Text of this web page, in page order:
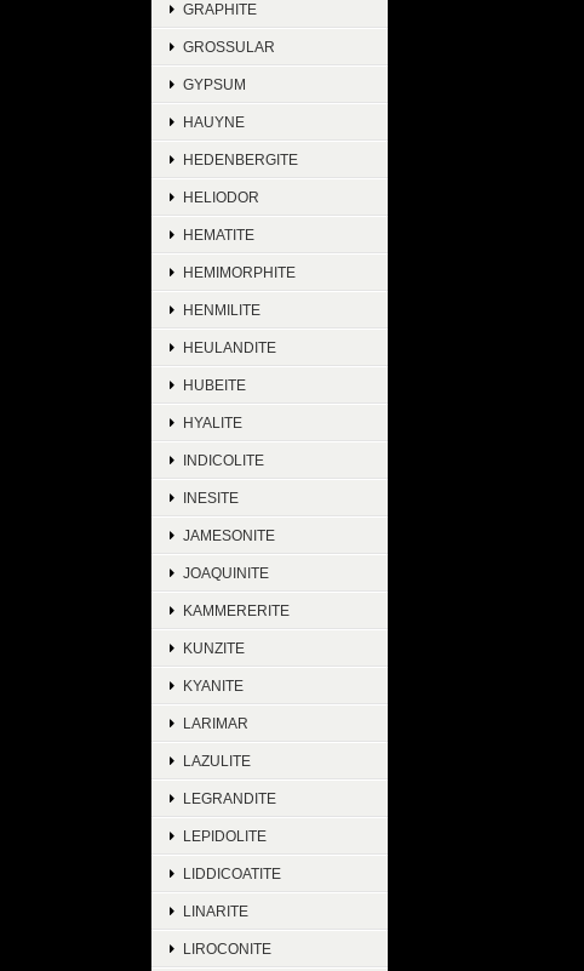
GRAPHITE
GROSSULAR
GYPSUM
HAUYNE
HEDENBERGITE
HELIODOR
HEMATITE
HEMIMORPHITE
HENMILITE
HEULANDITE
HUBEITE
HYALITE
INDICOLITE
INESITE
JAMESONITE
JOAQUINITE
KAMMERERITE
KUNZITE
KYANITE
LARIMAR
LAZULITE
LEGRANDITE
LEPIDOLITE
LIDDICOATITE
LINARITE
LIROCONITE